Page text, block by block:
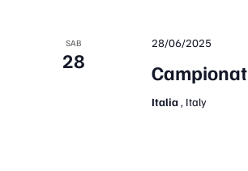
SAB
28
28/06/2025
Italia , Italy